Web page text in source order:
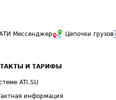
Мессенджер Цепочки грузов
И ТАРИФЫ
ATI.SU
информация